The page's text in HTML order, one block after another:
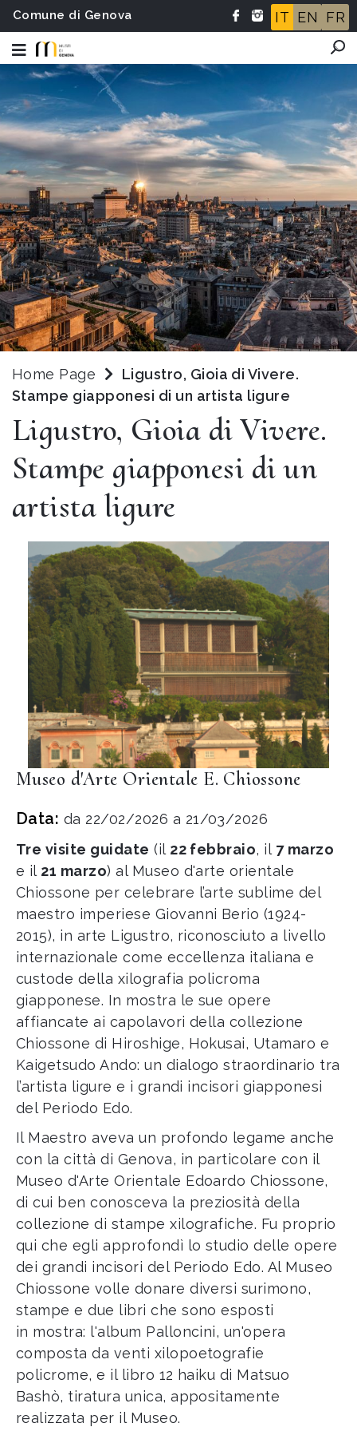
Comune di Genova IT EN FR
Home Page
Ligustro, Gioia di Vivere.
Stampe giapponesi di un artista ligure
Ligustro, Gioia di Vivere.
Stampe giapponesi di un
artista ligure
Museo d'Arte Orientale E. Chiossone
Data: da 22/02/2026 a 21/03/2026
Tre visite guidate (il 22 febbraio, il 7 marzo
e il 21 marzo) al Museo d'arte orientale
Chiossone per celebrare l’arte sublime del
maestro imperiese Giovanni Berio (1924-
2015), in arte Ligustro, riconosciuto a livello
internazionale come eccellenza italiana e
custode della xilografia policroma
giapponese. In mostra le sue opere
affiancate ai capolavori della collezione
Chiossone di Hiroshige, Hokusai, Utamaro e
Kaigetsudo Ando: un dialogo straordinario tra
l’artista ligure e i grandi incisori giapponesi
del Periodo Edo.
Il Maestro aveva un profondo legame anche
con la città di Genova, in particolare con il
Museo d'Arte Orientale Edoardo Chiossone,
di cui ben conosceva la preziosità della
collezione di stampe xilografiche. Fu proprio
qui che egli approfondì lo studio delle opere
dei grandi incisori del Periodo Edo. Al Museo
Chiossone volle donare diversi surimono,
stampe e due libri che sono esposti
in mostra: l'album Palloncini, un'opera
composta da venti xilopoetografie
policrome, e il libro 12 haiku di Matsuo
Bashò, tiratura unica, appositamente
realizzata per il Museo.